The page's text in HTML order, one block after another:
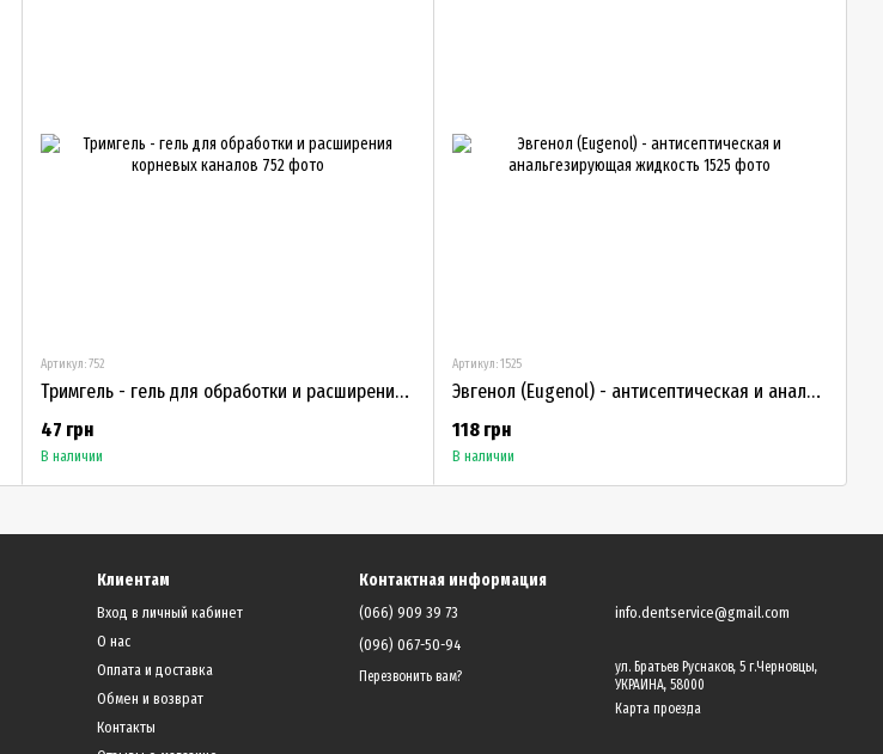
Артикул: 752
Тримгель - гель для обработки и расширения корневых каналов
47 грн
В наличии
Артикул: 1525
Эвгенол (Eugenol) - антисептическая и анальгезирующая жидкость
118 грн
В наличии
Клиентам
Вход в личный кабинет
О нас
Оплата и доставка
Обмен и возврат
Контакты
Контактная информация
(066) 909 39 73
(096) 067-50-94
Перезвонить вам?
info.dentservice@gmail.com
ул. Братьев Руснаков, 5 г.Черновцы,
УКРАИНА, 58000
Карта проезда